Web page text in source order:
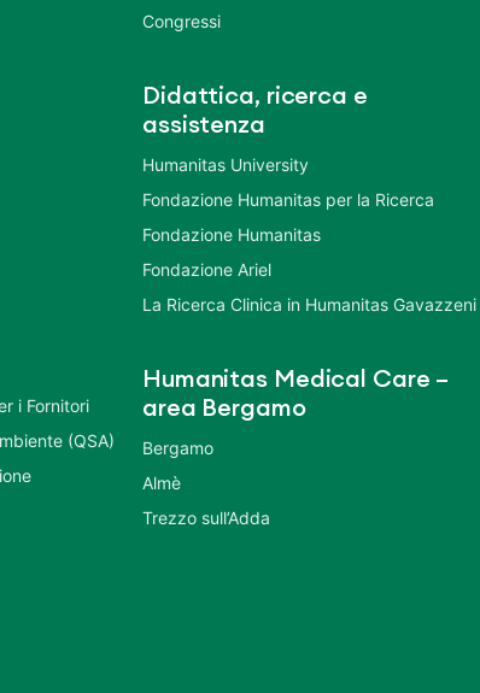
i Fornitori
(QSA)
Congressi
Didattica, ricerca e
assistenza
Humanitas University
Fondazione Humanitas per la Ricerca
Fondazione Humanitas
Fondazione Ariel
La Ricerca Clinica in Humanitas Gavazzeni
Humanitas Medical Care –
area Bergamo
Bergamo
Almè
Trezzo sull’Adda